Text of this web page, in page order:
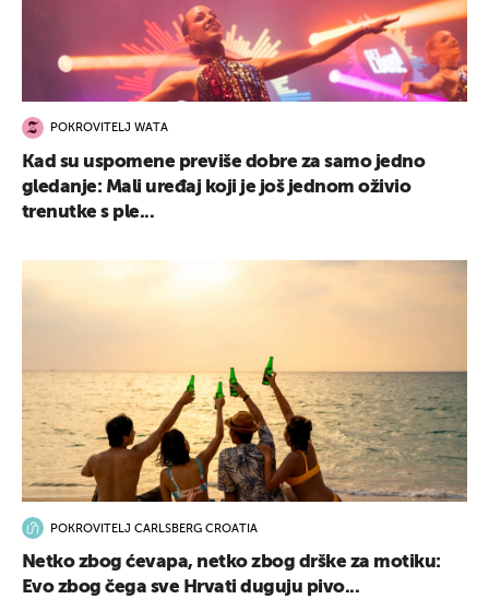
POKROVITELJ WATA
Kad su uspomene previše dobre za samo jedno
gledanje: Mali uređaj koji je još jednom oživio
trenutke s ple...
POKROVITELJ CARLSBERG CROATIA
Netko zbog ćevapa, netko zbog drške za motiku:
Evo zbog čega sve Hrvati duguju pivo...